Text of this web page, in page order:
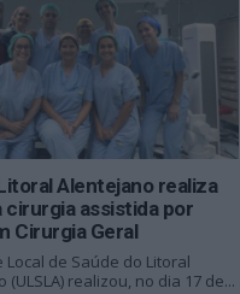
Alentejano realiza
cirurgia assistida por
Cirurgia Geral
Local de Saúde do Litoral
(ULSLA) realizou, no dia 17 de...